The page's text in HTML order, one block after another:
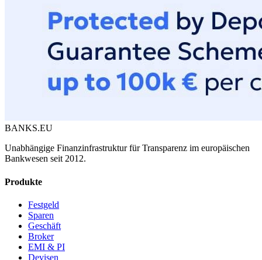
BANKS.EU
Unabhängige Finanzinfrastruktur für Transparenz im europäischen
Bankwesen seit 2012.
Produkte
Festgeld
Sparen
Geschäft
Broker
EMI & PI
Devisen